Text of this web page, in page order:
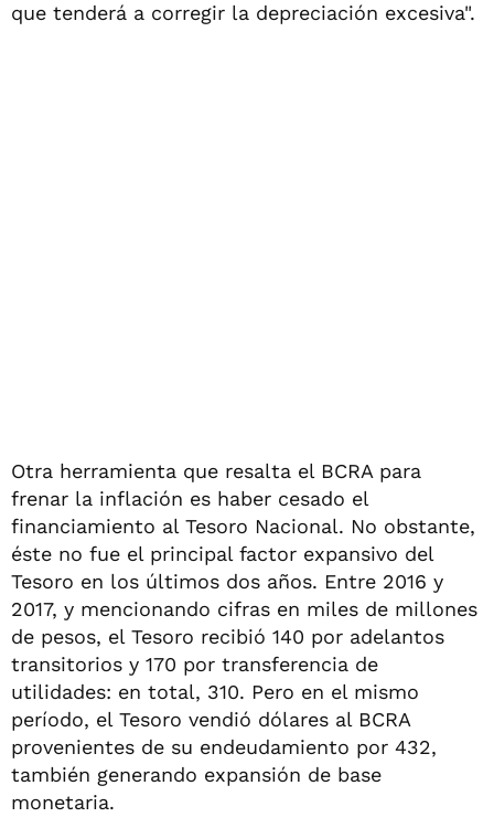
que tenderá a corregir la depreciación excesiva".
Otra herramienta que resalta el BCRA para
frenar la inflación es haber cesado el
financiamiento al Tesoro Nacional. No obstante,
éste no fue el principal factor expansivo del
Tesoro en los últimos dos años. Entre 2016 y
2017, y mencionando cifras en miles de millones
de pesos, el Tesoro recibió 140 por adelantos
transitorios y 170 por transferencia de
utilidades: en total, 310. Pero en el mismo
período, el Tesoro vendió dólares al BCRA
provenientes de su endeudamiento por 432,
también generando expansión de base
monetaria.